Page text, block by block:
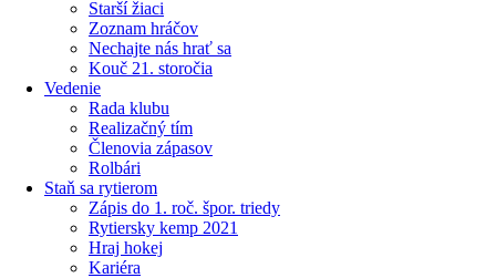
Starší žiaci
Zoznam hráčov
Nechajte nás hrať sa
Kouč 21. storočia
Vedenie
Rada klubu
Realizačný tím
Členovia zápasov
Rolbári
Staň sa rytierom
Zápis do 1. roč. špor. triedy
Rytiersky kemp 2021
Hraj hokej
Kariéra